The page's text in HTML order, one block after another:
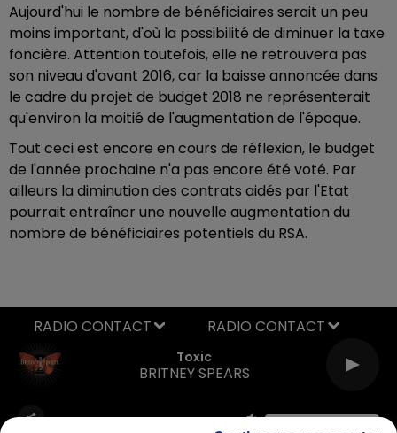
Aujourd'hui le nombre de bénéficiaires serait un peu
moins important, d'où la possibilité de diminuer la taxe
foncière. Attention toutefois, elle ne retrouvera pas
son niveau d'avant 2016, car la baisse annoncée dans
le cadre du projet de budget 2018 ne représenterait
qu'environ la moitié de l'augmentation de l'époque.
Tout ceci est encore en cours de réflexion, le budget
de l'année prochaine n'a pas encore été voté. Par
ailleurs la diminution des contrats aidés par l'Etat
pourrait entraîner une nouvelle augmentation du
nombre de bénéficiaires potentiels du RSA.
Toxic
BRITNEY SPEARS
RADIO CONTACT